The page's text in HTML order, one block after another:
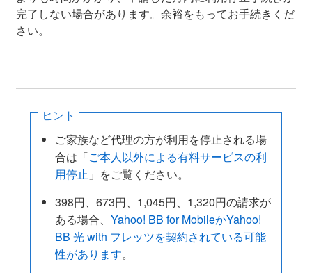
完了しない場合があります。余裕をもってお手続きくだ
さい。
ヒント
ご家族など代理の方が利用を停止される場
合は「ご本人以外による有料サービスの利
用停止 」をご覧ください。
398円、673円、1,045円、1,320円の請求が
ある場合、Yahoo! BB for MobileかYahoo!
BB 光 with フレッツを契約されている可能
性があります。